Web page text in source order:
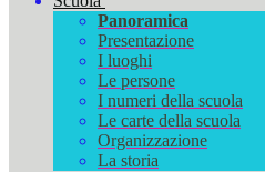
Panoramica
Presentazione
I luoghi
Le persone
I numeri della scuola
Le carte della scuola
Organizzazione
La storia